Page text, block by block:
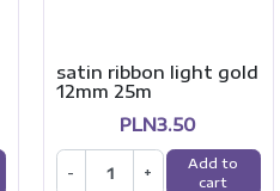
satin ribbon light gold
12mm 25m
PLN3.50
- +
Add to
cart